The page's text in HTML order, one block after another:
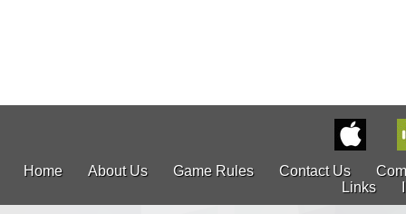
Home About Us Game Rules Contact Us
Links